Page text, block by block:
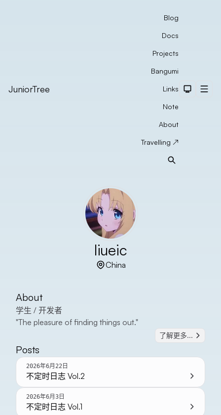
JuniorTree
Blog
Docs
Projects
Bangumi
Links
Note
About
Travelling ↗
Search
Dark
liueic
China
About
学生 / 开发者
"The pleasure of finding things out."
了解更多...
Posts
2026年6月22日
不定时日志 Vol.2
2026年6月3日
不定时日志 Vol.1